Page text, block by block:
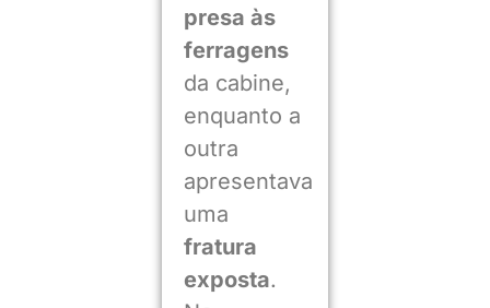
presa às
ferragens
da cabine,
enquanto a
outra
apresentava
uma
fratura
exposta.